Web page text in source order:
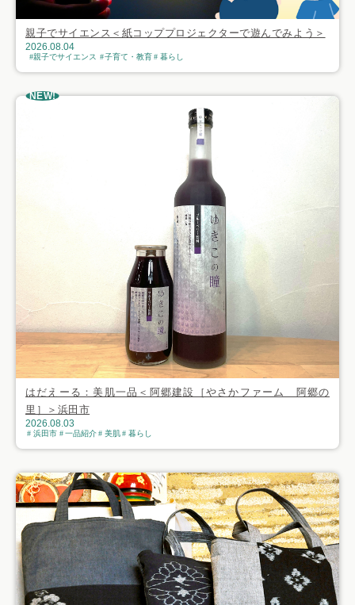
親子でサイエンス＜紙コッププロジェクターで遊んでみよう＞
2026.08.04
親子でサイエンス 子育て・教育 暮らし
NEW!
はだえーる：美肌一品＜阿郷建設［やさかファーム 阿郷の
里］＞浜田市
2026.08.03
浜田市 一品紹介 美肌 暮らし